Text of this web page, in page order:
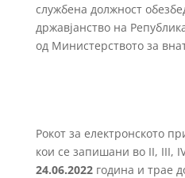
службена должност
државјанство на
од Министерството за
Рокот за електронското
кои се запишани во II, III,
24.06.2022 година и трае